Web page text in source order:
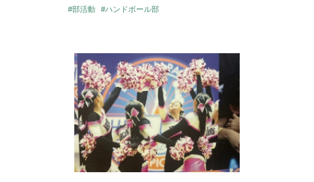
#部活動 #ハンドボール部